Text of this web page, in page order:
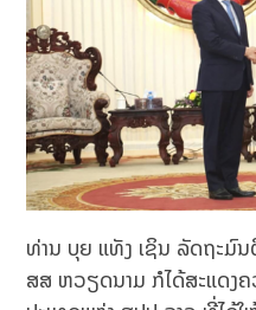
ທ່ານ ບຸຍ ແທັງ ເຊິນ ລັດຖະມົນ
ສສ ຫວຽດນາມ ກໍໄດ້ສະແດງ